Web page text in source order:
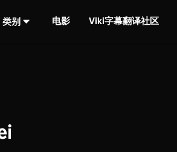
类别 电影 Viki字幕翻译社区